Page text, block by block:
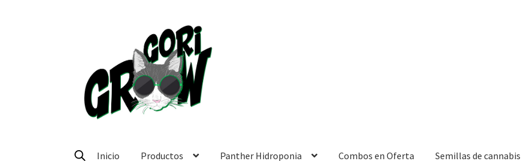
navegación
página
Inicio Productos Panther Hidroponia Combos en Oferta Semillas de cannabis